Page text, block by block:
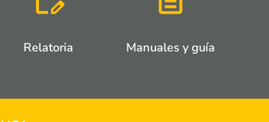
Relatoria Manuales y guía